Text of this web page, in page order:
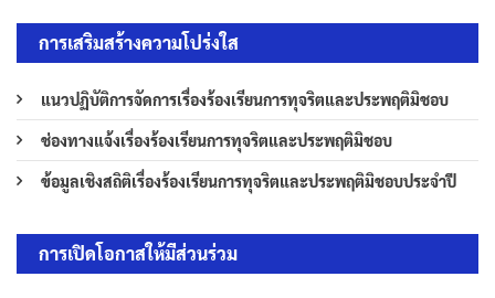
การเสริมสร้างความโปร่งใส
แนวปฏิบัติการจัดการเรื่องร้องเรียนการทุจริตและประพฤติมิชอบ
ช่องทางแจ้งเรื่องร้องเรียนการทุจริตและประพฤติมิชอบ
ข้อมูลเชิงสถิติเรื่องร้องเรียนการทุจริตและประพฤติมิชอบประจำปี
การเปิดโอกาสให้มีส่วนร่วม